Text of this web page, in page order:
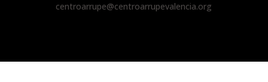
centroarrupe@centroarrupevalencia.org